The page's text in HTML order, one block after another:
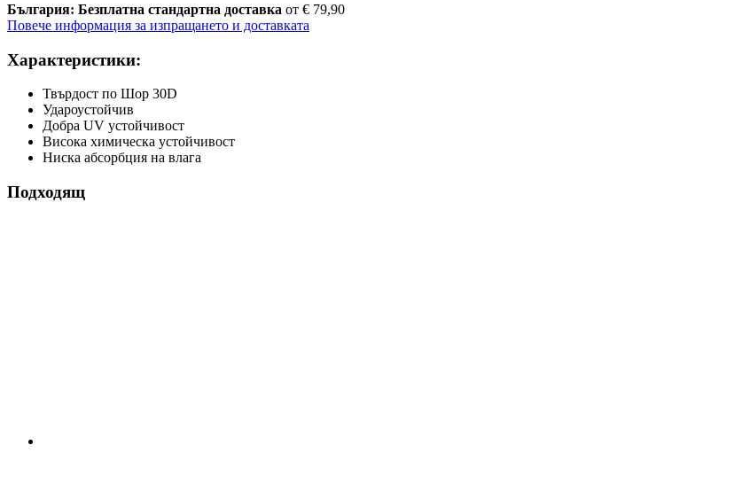
България: Безплатна стандартна доставка от € 79,90
Повече информация за изпращането и доставката
Характеристики:
Твърдост по Шор 30D
Удароустойчив
Добра UV устойчивост
Висока химическа устойчивост
Ниска абсорбция на влага
Подходящ